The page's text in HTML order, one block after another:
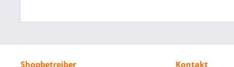
Shopbetreiber Kontakt